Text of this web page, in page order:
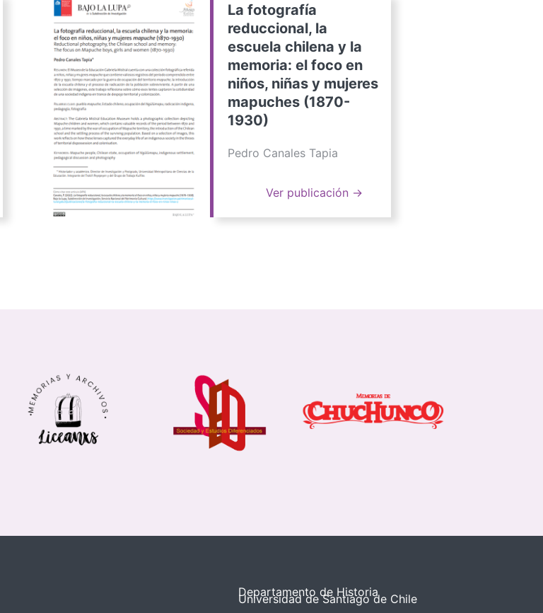
La fotografía
reduccional, la
escuela chilena y la
memoria: el foco en
niños, niñas y mujeres
mapuches (1870-
1930)
Pedro Canales Tapia
Ver publicación →
Departamento de Historia
Universidad de Santiago de Chile